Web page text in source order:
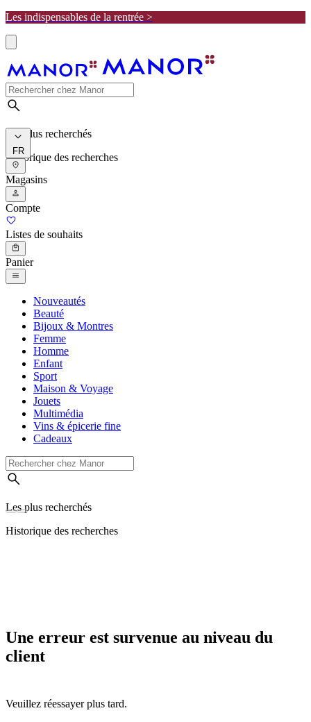
Les indispensables de la rentrée >
Les plus recherchés
Historique des recherches
FR
Magasins
Compte
Listes de souhaits
Panier
Nouveautés
Beauté
Bijoux & Montres
Femme
Homme
Enfant
Sport
Maison & Voyage
Jouets
Multimédia
Vins & épicerie fine
Cadeaux
Les plus recherchés
Historique des recherches
Une erreur est survenue au niveau du
client
Veuillez réessayer plus tard.